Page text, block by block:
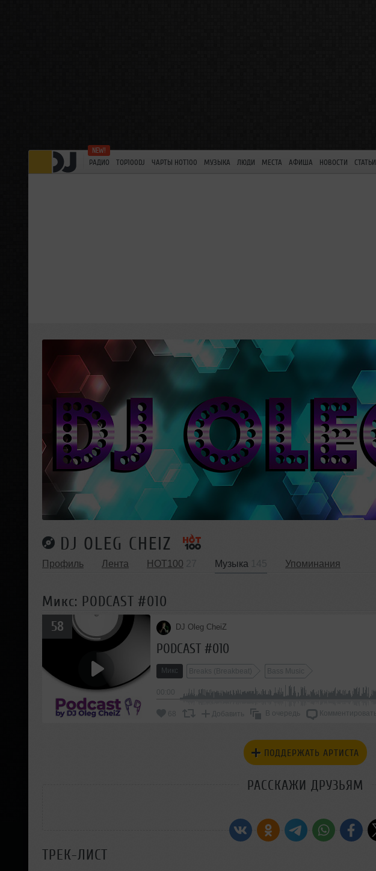
РАДИО TOP100DJ ЧАРТЫ HOT100 МУЗЫКА ЛЮДИ МЕСТА АФИША НОВОСТИ СТАТЬИ
DJ OLEG CHEIZ
Профиль Лента HOT100 Музыка Упоминания
Микс: PODCAST #010
58 DJ Oleg CheiZ
PODCAST #010
Микс Breaks (Breakbeat) Bass Music
68 Добавить В очередь Комментировать
ПОДДЕРЖАТЬ АРТИСТА
РАССКАЖИ ДРУЗЬЯМ
ТРЕК-ЛИСТ